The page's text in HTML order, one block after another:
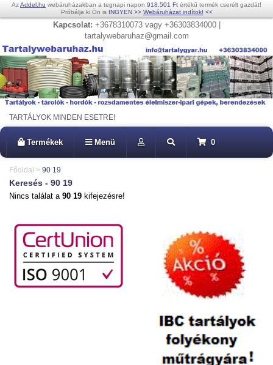
AzAddel.hu webáruházakban a tegnapi napon 918.501 Ft értékű termék cserélt gazdát!
Próbálja ki Ön is INGYEN >> Webáruházat indítok! <<
Kapcsolat: +3678310073 vagy +36303834000 |
tartalywebaruhaz@gmail.com
TARTÁLYOK MINDEN ESETRE!
Termékek Menü 0
Főoldal > 90 19
Keresés - 90 19
Nincs találat a 90 19 kifejezésre!